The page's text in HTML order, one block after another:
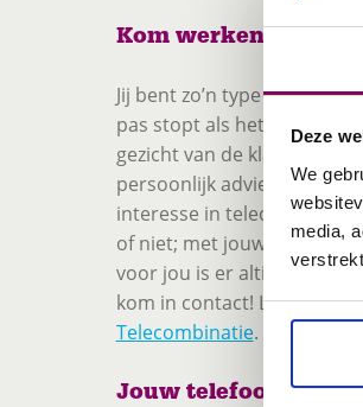
Deze
We
media,
Kom werken in de
Jij bent zo’n type dat
pas stopt als het aanbod
gezicht van de klant tovert.
persoonlijk advies en zet
interesse in telecom en wil
of niet; met jouw
voor jou is er altijd plek in
kom in contact! Lees hier
Telecombinatie.
Jouw